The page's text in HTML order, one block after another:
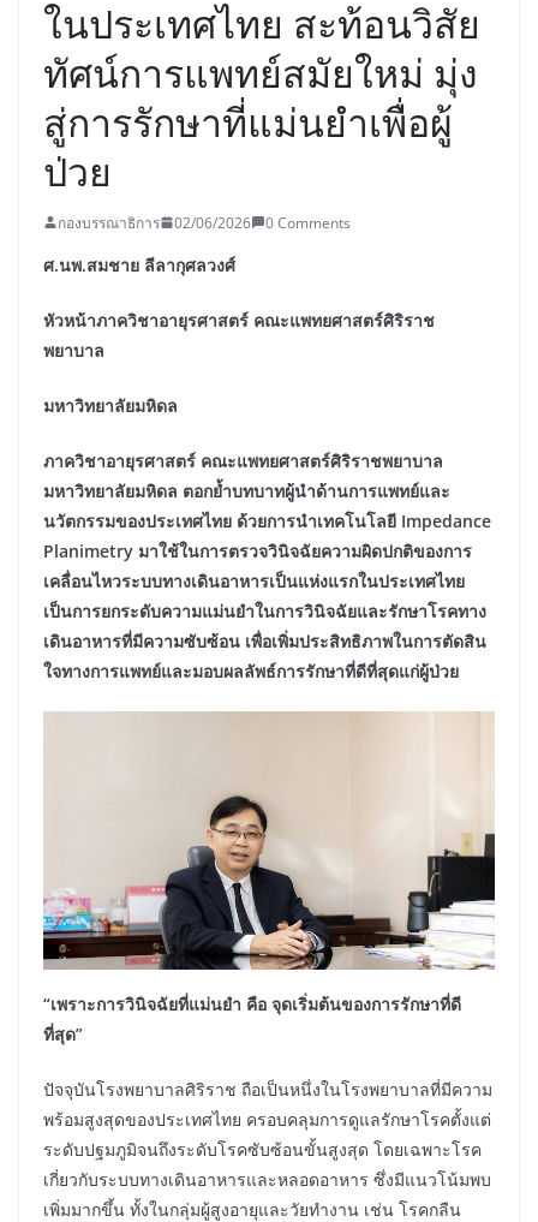
ในประเทศไทย สะท้อนวิสัย
ทัศน์การแพทย์สมัยใหม่ มุ่ง
สู่การรักษาที่แม่นยำเพื่อผู้
ป่วย
กองบรรณาธิการ 02/06/2026 0 Comments
ศ.นพ.สมชาย ลีลากุศลวงศ์
หัวหน้าภาควิชาอายุรศาสตร์ คณะแพทยศาสตร์ศิริราช
พยาบาล
มหาวิทยาลัยมหิดล
ภาควิชาอายุรศาสตร์ คณะแพทยศาสตร์ศิริราชพยาบาล
มหาวิทยาลัยมหิดล ตอกย้ำบทบาทผู้นำด้านการแพทย์และ
นวัตกรรมของประเทศไทย ด้วยการนำเทคโนโลยี Impedance
Planimetry มาใช้ในการตรวจวินิจฉัยความผิดปกติของการ
เคลื่อนไหวระบบทางเดินอาหารเป็นแห่งแรกในประเทศไทย
เป็นการยกระดับความแม่นยำในการวินิจฉัยและรักษาโรคทาง
เดินอาหารที่มีความซับซ้อน เพื่อเพิ่มประสิทธิภาพในการตัดสิน
ใจทางการแพทย์และมอบผลลัพธ์การรักษาที่ดีที่สุดแก่ผู้ป่วย
“เพราะการวินิจฉัยที่แม่นยำ คือ จุดเริ่มต้นของการรักษาที่ดี
ที่สุด”
ปัจจุบันโรงพยาบาลศิริราช ถือเป็นหนึ่งในโรงพยาบาลที่มีความ
พร้อมสูงสุดของประเทศไทย ครอบคลุมการดูแลรักษาโรคตั้งแต่
ระดับปฐมภูมิจนถึงระดับโรคซับซ้อนขั้นสูงสุด โดยเฉพาะโรค
เกี่ยวกับระบบทางเดินอาหารและหลอดอาหาร ซึ่งมีแนวโน้มพบ
เพิ่มมากขึ้น ทั้งในกลุ่มผู้สูงอายุและวัยทำงาน เช่น โรคกลืน